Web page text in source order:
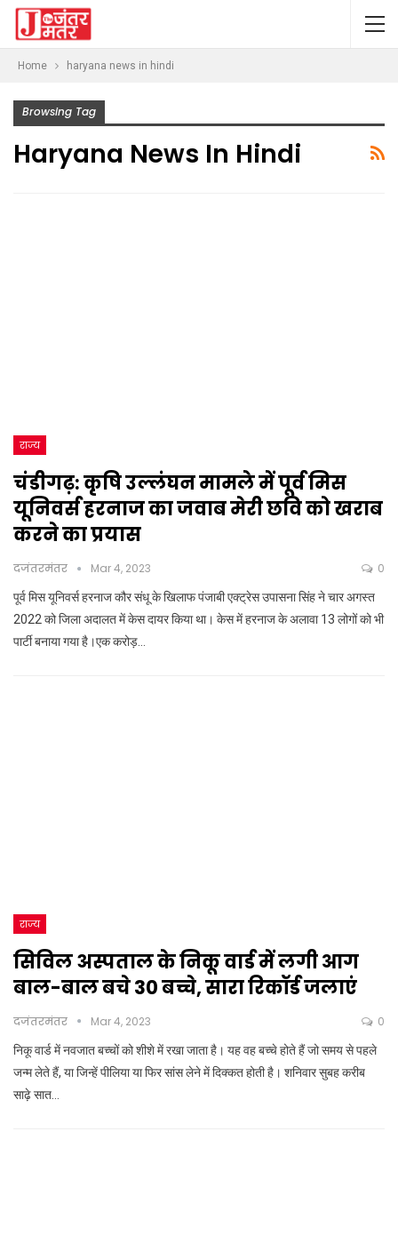
Home haryana news in hindi
Browsing Tag
Haryana News In Hindi
राज्य
चंडीगढ़: कृषि उल्लंघन मामले में पूर्व मिस
यूनिवर्स हरनाज का जवाब मेरी छवि को खराब
करने का प्रयास
दजंतरमंतर Mar 4, 2023 0
पूर्व मिस यूनिवर्स हरनाज कौर संधू के खिलाफ पंजाबी एक्ट्रेस उपासना सिंह ने चार अगस्त
2022 को जिला अदालत में केस दायर किया था। केस में हरनाज के अलावा 13 लोगों को भी
पार्टी बनाया गया है।एक करोड़…
राज्य
सिविल अस्पताल के निकू वार्ड में लगी आग
बाल-बाल बचे 30 बच्चे, सारा रिकॉर्ड जलाएं
दजंतरमंतर Mar 4, 2023 0
निकू वार्ड में नवजात बच्चों को शीशे में रखा जाता है। यह वह बच्चे होते हैं जो समय से पहले
जन्म लेते हैं, या जिन्हें पीलिया या फिर सांस लेने में दिक्कत होती है। शनिवार सुबह करीब
साढ़े सात…